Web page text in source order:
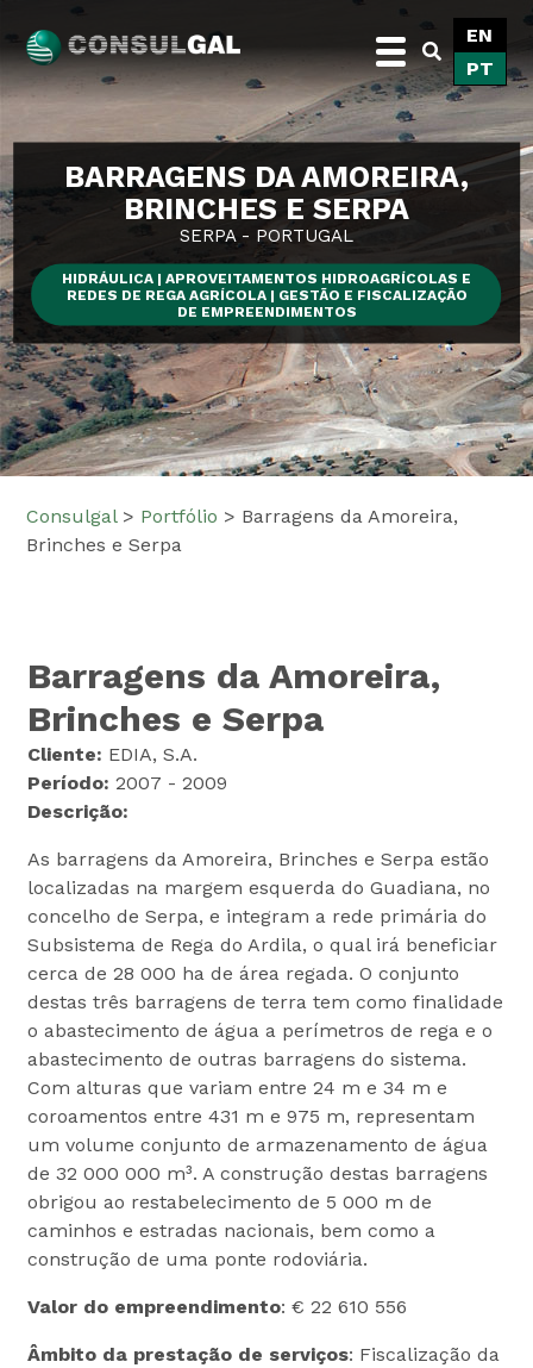
content
Consulgal
EN
PT
BARRAGENS DA AMOREIRA,
BRINCHES E SERPA
SERPA - PORTUGAL
HIDRÁULICA | APROVEITAMENTOS HIDROAGRÍCOLAS E
REDES DE REGA AGRÍCOLA | GESTÃO E FISCALIZAÇÃO
DE EMPREENDIMENTOS
Consulgal > Portfólio > Barragens da Amoreira,
Brinches e Serpa
Barragens da Amoreira,
Brinches e Serpa
Cliente: EDIA, S.A.
Período: 2007 - 2009
Descrição:
As barragens da Amoreira, Brinches e Serpa estão
localizadas na margem esquerda do Guadiana, no
concelho de Serpa, e integram a rede primária do
Subsistema de Rega do Ardila, o qual irá beneficiar
cerca de 28 000 ha de área regada. O conjunto
destas três barragens de terra tem como finalidade
o abastecimento de água a perímetros de rega e o
abastecimento de outras barragens do sistema.
Com alturas que variam entre 24 m e 34 m e
coroamentos entre 431 m e 975 m, representam
um volume conjunto de armazenamento de água
de 32 000 000 m³. A construção destas barragens
obrigou ao restabelecimento de 5 000 m de
caminhos e estradas nacionais, bem como a
construção de uma ponte rodoviária.
Valor do empreendimento: € 22 610 556
Âmbito da prestação de serviços: Fiscalização da